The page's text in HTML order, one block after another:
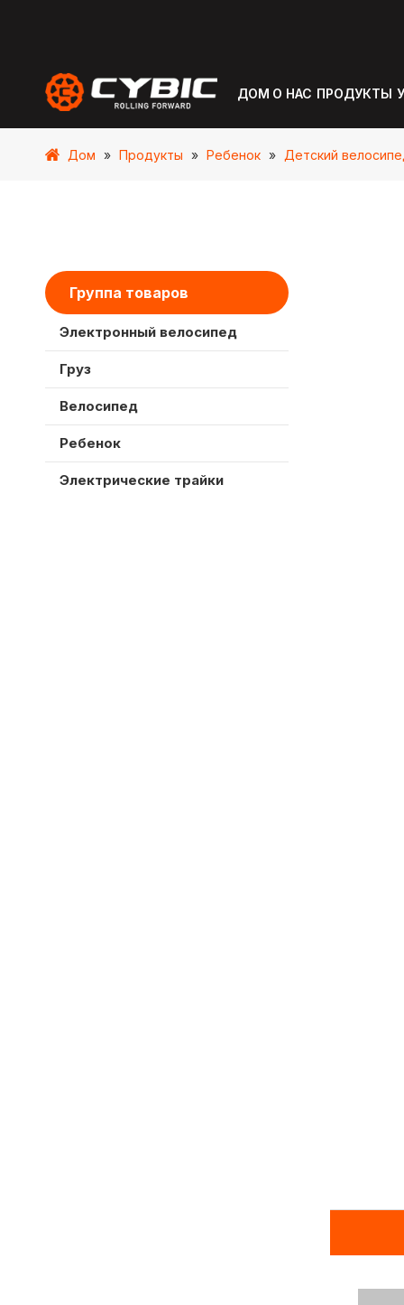
ДОМ О НАС ПРОДУКТЫ
Дом » Продукты » Ребенок » Детский
Группа товаров
Электронный велосипед
Груз
Велосипед
Ребенок
Электрические трайки